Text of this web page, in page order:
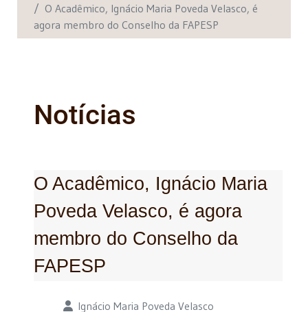
O Acadêmico, Ignácio Maria Poveda Velasco, é
agora membro do Conselho da FAPESP
Notícias
O Acadêmico, Ignácio Maria
Poveda Velasco, é agora
membro do Conselho da
FAPESP
Detalhes Ignácio Maria Poveda Velasco